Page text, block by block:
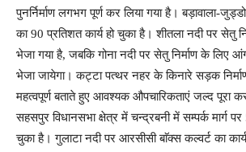
पुनर्निर्माण लगभग पूर्ण कर लिया गया है। बड़ावाला-
का 90 प्रतिशत कार्य हो चुका है। शीतला नदी पर सेतु
भेजा गया है, जबकि गोना नदी पर सेतु निर्माण के लिए
भेजा जायेगा। कट्टा पत्थर नहर के किनारे सड़क
महत्वपूर्ण बताते हुए आवश्यक औपचारिकताएं जल्द पूरा
सहसपुर विधानसभा क्षेत्र में चन्द्रबनी में सम्पर्क मार्ग
चुका है। गुलाटा नदी पर आरसीसी बाॅक्स कल्वर्ट का